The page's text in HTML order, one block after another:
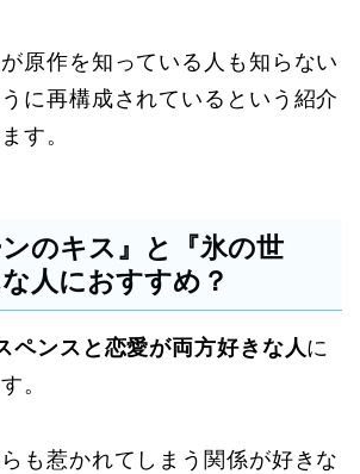
原作を知っている人も知らない
に再構成されているという紹介
す。
ンのキス』と『氷の世
人におすすめ？
ペンスと恋愛が両方好きな人に
。
も惹かれてしまう関係が好きな